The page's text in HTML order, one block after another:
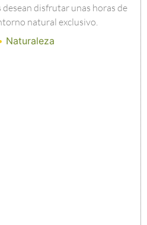
desean disfrutar unas horas de
natural exclusivo.
Naturaleza